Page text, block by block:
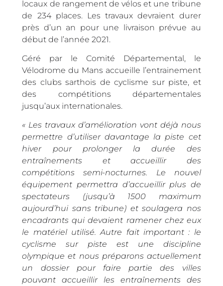
locaux de rangement de vélos et une tribune
de 234 places. Les travaux devraient durer
près d’un an pour une livraison prévue au
début de l’année 2021.
Géré par le Comité Départemental, le
Vélodrome du Mans accueille l’entrainement
des clubs sarthois de cyclisme sur piste, et
des compétitions départementales
jusqu’aux internationales.
« Les travaux d’amélioration vont déjà nous
permettre d’utiliser davantage la piste cet
hiver pour prolonger la durée des
entraînements et accueillir des
compétitions semi-nocturnes. Le nouvel
équipement permettra d’accueillir plus de
spectateurs (jusqu’à 1500 maximum
aujourd’hui sans tribune) et soulagera nos
encadrants qui devaient ramener chez eux
le matériel utilisé. Autre fait important : le
cyclisme sur piste est une discipline
olympique et nous préparons actuellement
un dossier pour faire partie des villes
pouvant accueillir les entraînements des